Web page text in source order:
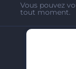
Vous pouvez
tout moment.
A